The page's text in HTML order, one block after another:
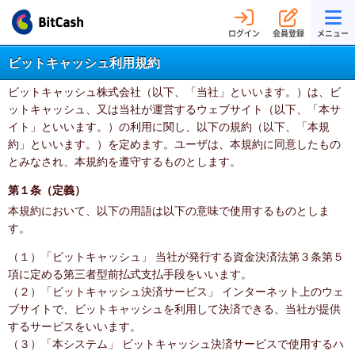
ログイン 会員登録 メニュー
ビットキャッシュ利用規約
ビットキャッシュ株式会社（以下、「当社」といいます。）は、ビ
ットキャッシュ、又は当社が運営するウェブサイト（以下、「本サ
イト」といいます。）の利用に関し、以下の規約（以下、「本規
約」といいます。）を定めます。ユーザは、本規約に同意したもの
とみなされ、本規約を遵守するものとします。
第１条（定義）
本規約において、以下の用語は以下の意味で使用するものとしま
す。
（１）「ビットキャッシュ」 当社が発行する資金決済法第３条第５
項に定める第三者型前払式支払手段をいいます。
（２）「ビットキャッシュ決済サービス」 インターネット上のウェ
ブサイトで、ビットキャッシュを利用して決済できる、当社が提供
するサービスをいいます。
（３）「本システム」 ビットキャッシュ決済サービスで使用するハ